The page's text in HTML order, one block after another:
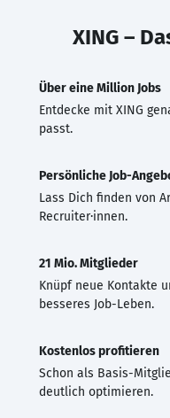
XING –
Über eine Million Jobs
Entdecke mit XING
passt.
Persönliche Job-
Lass Dich finden von
Recruiter·innen.
21 Mio. Mitglieder
Knüpf neue Kontakte
besseres Job-Leben.
Kostenlos profitieren
Schon als Basis-
deutlich optimieren.